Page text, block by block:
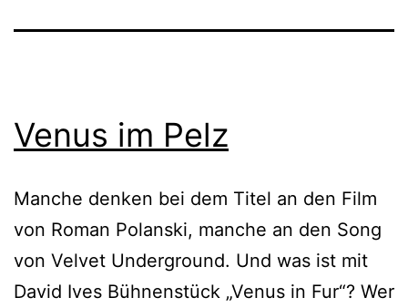
Venus im Pelz
Manche denken bei dem Titel an den Film
von Roman Polanski, manche an den Song
von Velvet Underground. Und was ist mit
David Ives Bühnenstück „Venus in Fur“? Wer